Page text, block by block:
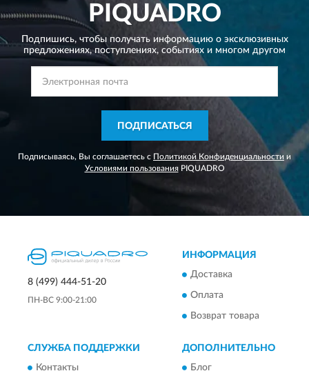
PIQUADRO
Подпишись, чтобы получать информацию о эксклюзивных
предложениях,поступлениях, событиях и многом другом
ПОДПИСАТЬСЯ
Подписываясь, Вы соглашаетесь с Политикой Конфиденциальности и
Условиями пользованияPIQUADRO
8 (499) 444-51-20
ПН-ВС 9:00-21:00
ИНФОРМАЦИЯ
Доставка
Оплата
Возврат товара
СЛУЖБА ПОДДЕРЖКИ
Контакты
ДОПОЛНИТЕЛЬНО
Блог